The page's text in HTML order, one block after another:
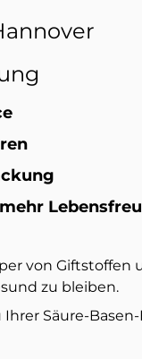
von Giftstoffen
zu bleiben.
Säure-Basen-